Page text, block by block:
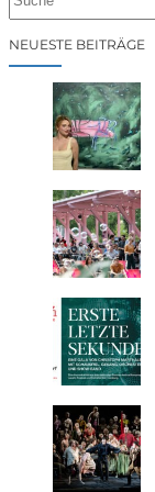
cNEUESTE BEITRÄGE